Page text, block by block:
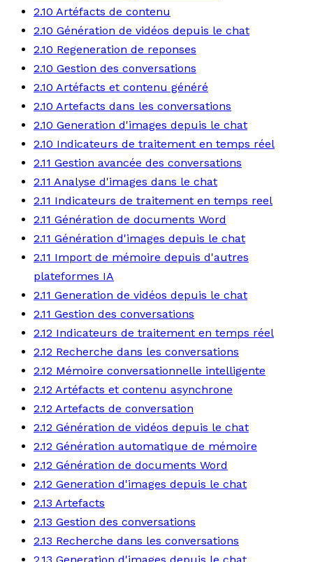
2.10 Artéfacts de contenu
2.10 Génération de vidéos depuis le chat
2.10 Regeneration de reponses
2.10 Gestion des conversations
2.10 Artéfacts et contenu généré
2.10 Artefacts dans les conversations
2.10 Generation d'images depuis le chat
2.10 Indicateurs de traitement en temps réel
2.11 Gestion avancée des conversations
2.11 Analyse d'images dans le chat
2.11 Indicateurs de traitement en temps reel
2.11 Génération de documents Word
2.11 Génération d'images depuis le chat
2.11 Import de mémoire depuis d'autres
plateformes IA
2.11 Generation de vidéos depuis le chat
2.11 Gestion des conversations
2.12 Indicateurs de traitement en temps réel
2.12 Recherche dans les conversations
2.12 Mémoire conversationnelle intelligente
2.12 Artéfacts et contenu asynchrone
2.12 Artefacts de conversation
2.12 Génération de vidéos depuis le chat
2.12 Génération automatique de mémoire
2.12 Génération de documents Word
2.12 Generation d'images depuis le chat
2.13 Artefacts
2.13 Gestion des conversations
2.13 Recherche dans les conversations